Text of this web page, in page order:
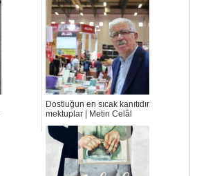
Dostluğun en sıcak kanıtıdır
mektuplar | Metin Celâl